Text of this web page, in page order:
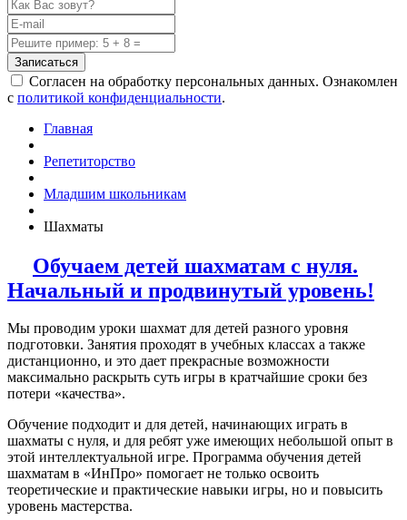
Записаться
Согласен на обработку персональных данных. Ознакомлен
с политикой конфиденциальности.
Главная
Репетиторство
Младшим школьникам
Шахматы
Обучаем детей шахматам с нуля.
Начальный и продвинутый уровень!
Мы проводим уроки шахмат для детей разного уровня
подготовки. Занятия проходят в учебных классах а также
дистанционно, и это дает прекрасные возможности
максимально раскрыть суть игры в кратчайшие сроки без
потери «качества».
Обучение подходит и для детей, начинающих играть в
шахматы с нуля, и для ребят уже имеющих небольшой опыт в
этой интеллектуальной игре. Программа обучения детей
шахматам в «ИнПро» помогает не только освоить
теоретические и практические навыки игры, но и повысить
уровень мастерства.